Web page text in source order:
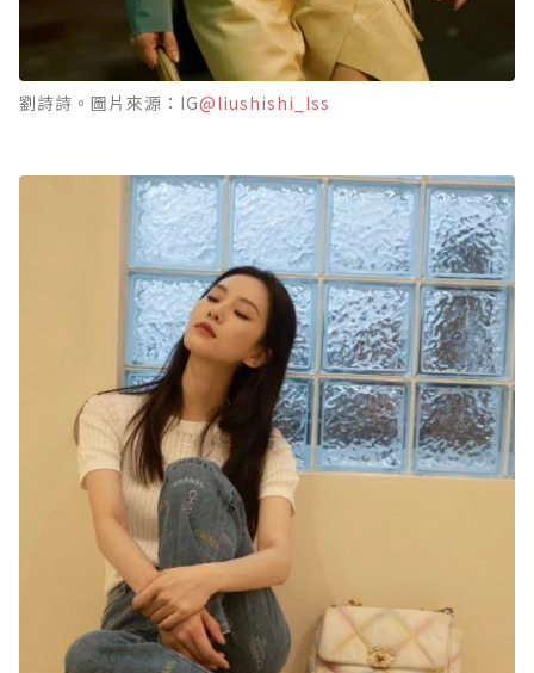
劉詩詩。圖片來源：IG@liushishi_lss